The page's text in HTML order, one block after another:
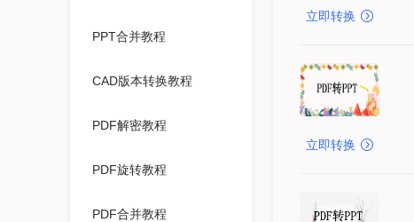
PPT合并教程
CAD版本转换教程
PDF解密教程
PDF旋转教程
PDF合并教程
立即转换
立即转换